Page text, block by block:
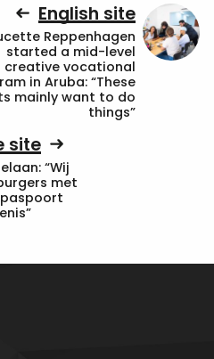
English site
Reppenhagen
started a mid-level
creative vocational
in Aruba: “These
mainly want to do
things”
site
“Wij
met